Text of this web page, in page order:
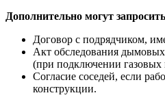
Дополнительно могут
Договор с подрядчиком,
Акт обследования
(при подключении газовых
Согласие соседей, если
конструкции.